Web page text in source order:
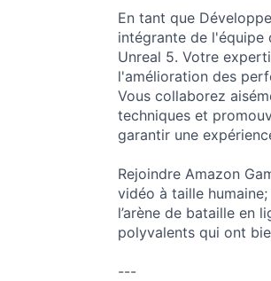
En tant que
intégrante de l'équipe
Unreal 5. Votre
l'amélioration des
Vous collaborez
techniques et
garantir une
Rejoindre Amazon
vidéo à taille
l’arène de bataille en
polyvalents qui ont
---